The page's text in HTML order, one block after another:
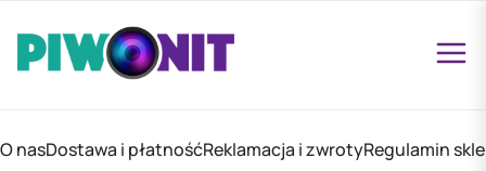
O nasDostawa i płatnośćReklamacja i zwrotyRegulamin